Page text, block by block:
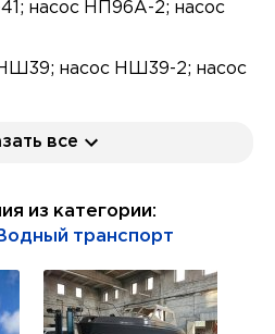
насос НП96А-2; насос
насос НШ39-2; насос
ГМ35; насос ГМ36/1;
918Б (МТ-800);
насос 4463АТ-1;
все
из категории:
транспорт